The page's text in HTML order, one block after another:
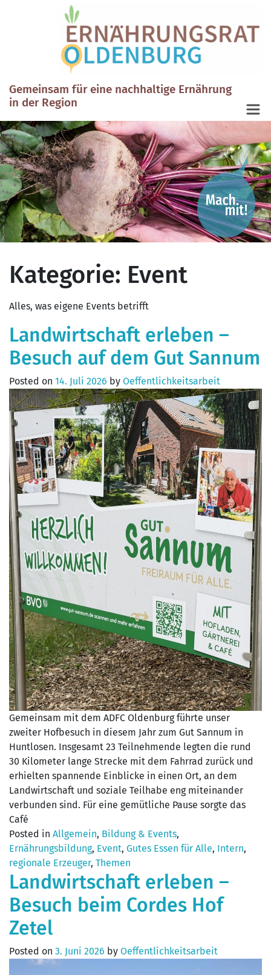
Gemeinsam für eine nachhaltige Ernährung
in der Region
Kategorie: Event
Alles, was eigene Events betrifft
Landwirtschaft erleben –
Besuch auf dem Gut Sannum
Posted on 14. Juli 2026 by Oeffentlichkeitsarbeit
Gemeinsam mit dem ADFC Oldenburg führte unser
zweiter Hofbesuch in diesem Jahr zum Gut Sannum in
Huntlosen. Insgesamt 23 Teilnehmende legten die rund
30 Kilometer lange Strecke mit dem Fahrrad zurück und
erhielten spannende Einblicke in einen Ort, an dem
Landwirtschaft und soziale Teilhabe eng miteinander
verbunden sind. Für eine gemütliche Pause sorgte das
Café
Posted in Allgemein, Bildung & Events,
Ernährungsbildung, Event, Gutes Essen für Alle, Intern,
regionale Erzeuger, Themen
Landwirtschaft erleben –
Besuch beim Cordes Hof
Zetel
Posted on 3. Juni 2026 by Oeffentlichkeitsarbeit